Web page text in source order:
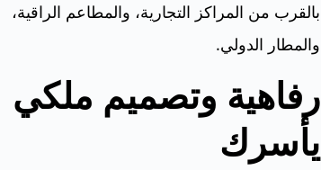
بالقرب من المراكز التجارية، والمطاعم الراقية،
والمطار الدولي.
رفاهية وتصميم ملكي
يأسرك